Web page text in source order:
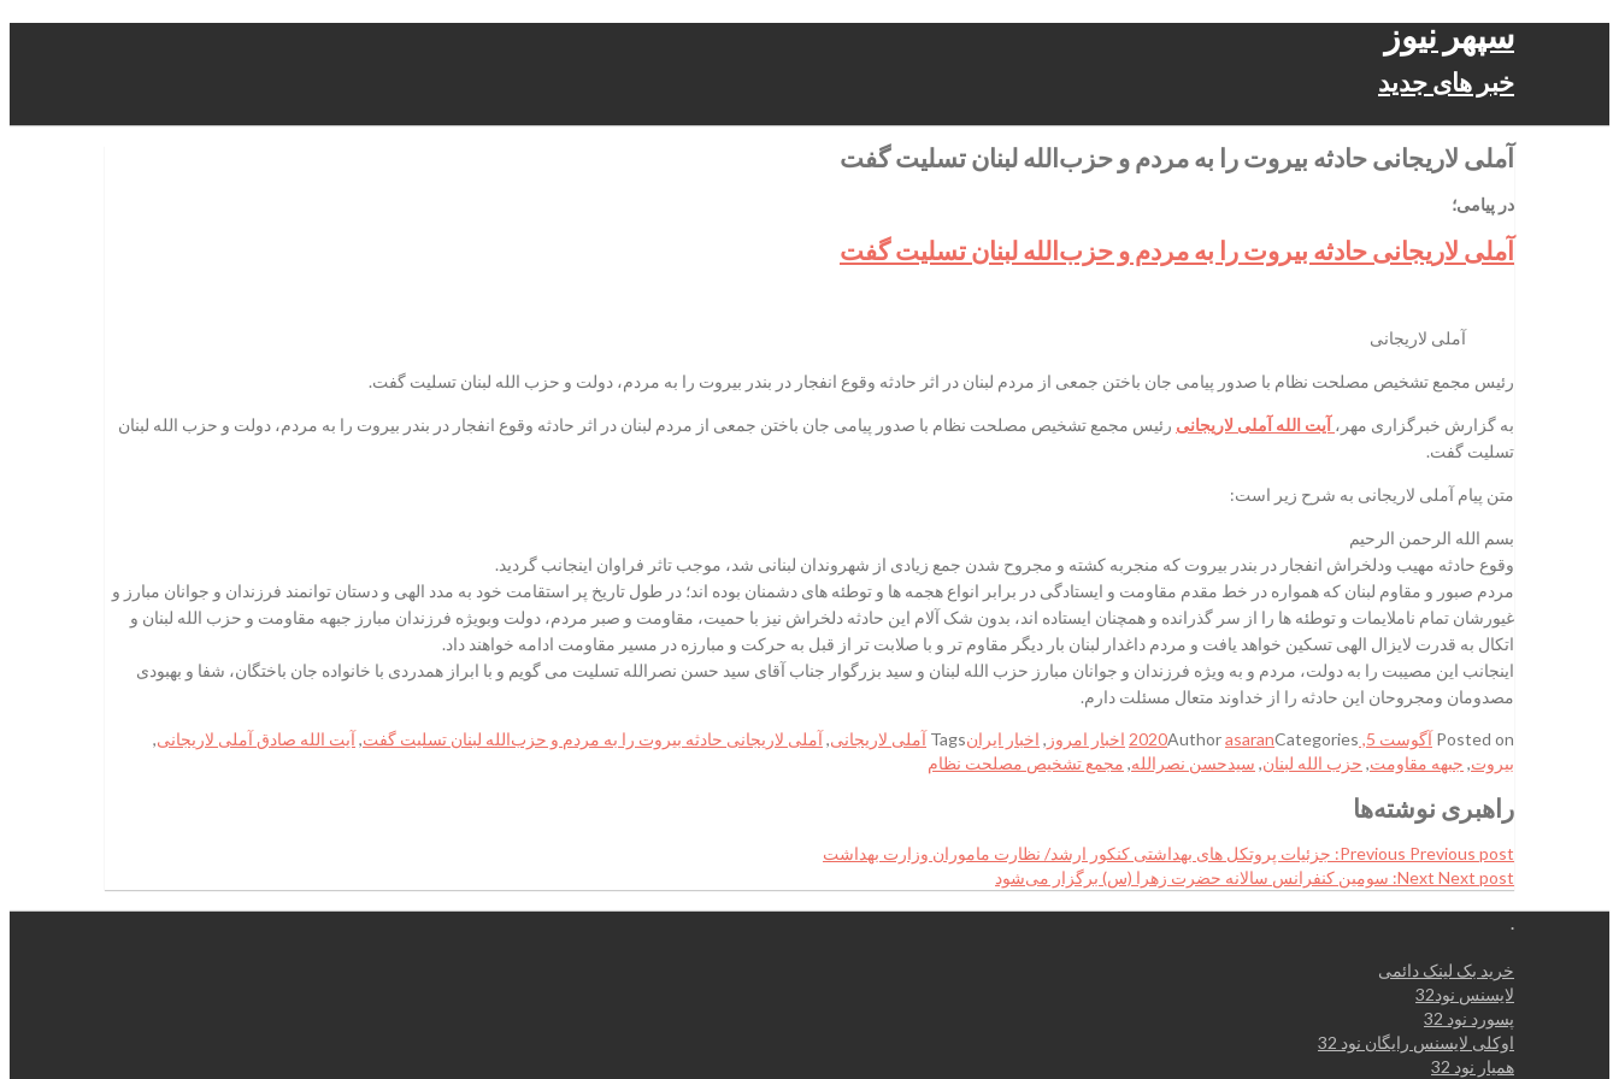
سپهر نیوز
خبر های جدید
آملی لاریجانی حادثه بیروت را به مردم و حزب‌الله لبنان تسلیت گفت
در پیامی؛
آملی لاریجانی حادثه بیروت را به مردم و حزب‌الله لبنان تسلیت گفت
آملی لاریجانی
رئیس مجمع تشخیص مصلحت نظام با صدور پیامی جان باختن جمعی از مردم لبنان در اثر حادثه وقوع انفجار در بندر بیروت را به مردم، دولت و حزب الله لبنان تسلیت گفت.
به گزارش خبرگزاری مهر، آیت الله آملی لاریجانی رئیس مجمع تشخیص مصلحت نظام با صدور پیامی جان باختن جمعی از مردم لبنان در اثر حادثه وقوع انفجار در بندر بیروت را به مردم، دولت و حزب الله لبنان
تسلیت گفت.
متن پیام آملی لاریجانی به شرح زیر است:
بسم الله الرحمن الرحیم
وقوع حادثه مهیب ودلخراش انفجار در بندر بیروت که منجربه کشته و مجروح شدن جمع زیادی از شهروندان لبنانی شد، موجب تاثر فراوان اینجانب گردید.
مردم صبور و مقاوم لبنان که همواره در خط مقدم مقاومت و ایستادگی در برابر انواع هجمه ها و توطئه های دشمنان بوده اند؛ در طول تاریخ پر استقامت خود به مدد الهی و دستان توانمند فرزندان و جوانان مبارز و
غیورشان تمام ناملایمات و توطئه ها را از سر گذرانده و همچنان ایستاده اند، بدون شک آلام این حادثه دلخراش نیز با حمیت، مقاومت و صبر مردم، دولت وبویژه فرزندان مبارز جبهه مقاومت و حزب الله لبنان و
اتکال به قدرت لایزال الهی تسکین خواهد یافت و مردم داغدار لبنان بار دیگر مقاوم تر و با صلابت تر از قبل به حرکت و مبارزه در مسیر مقاومت ادامه خواهند داد.
اینجانب این مصیبت را به دولت، مردم و به ویژه فرزندان و جوانان مبارز حزب الله لبنان و سید بزرگوار جناب آقای سید حسن نصرالله تسلیت می گویم و با ابراز همدردی با خانواده جان باختگان، شفا و بهبودی
مصدومان ومجروحان این حادثه را از خداوند متعال مسئلت دارم.
Posted on آگوست 5, 2020 AuthorasaranCategories اخبار امروز , اخبار ایرانTags آملی لاریجانی,آملی لاریجانی حادثه بیروت را به مردم و حزب‌الله لبنان تسلیت گفت,آیت الله صادق آملی لاریجانی,
بیروت, جبهه مقاومت, حزب الله لبنان, سیدحسن نصرالله, مجمع تشخیص مصلحت نظام
راهبری نوشته‌ها
Previous Previous post:
جزئیات پروتکل های بهداشتی کنکور ارشد/ نظارت ماموران وزارت بهداشت
Next Next post: سومین کنفرانس سالانه حضرت زهرا (س) برگزار می‌شود
.
خرید بک لینک دائمی
لایسنس نود32
پسورد نود 32
اوکلی لایسنس رایگان نود 32
همیار نود 32